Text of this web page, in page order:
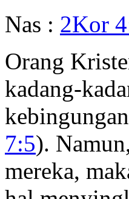
Nas : 2Kor
Orang
kadang-
7:5).
mereka,